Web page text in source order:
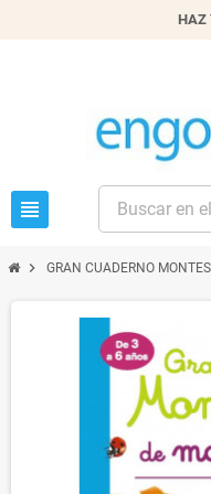
HAZ
view_headline
chevron_right GRAN CUADERNO